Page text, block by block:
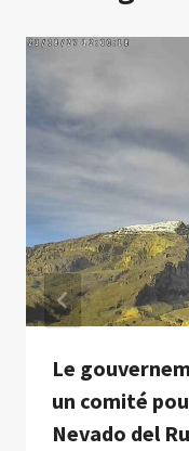
Le
un comité
Nevado del